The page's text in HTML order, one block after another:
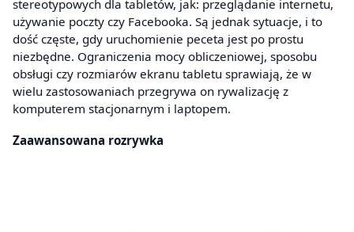
stereotypowych dla tabletów, jak: przeglądanie internetu,
używanie poczty czy Facebooka. Są jednak sytuacje, i to
dość częste, gdy uruchomienie peceta jest po prostu
niezbędne. Ograniczenia mocy obliczeniowej, sposobu
obsługi czy rozmiarów ekranu tabletu sprawiają, że w
wielu zastosowaniach przegrywa on rywalizację z
komputerem stacjonarnym i laptopem.
Zaawansowana rozrywka